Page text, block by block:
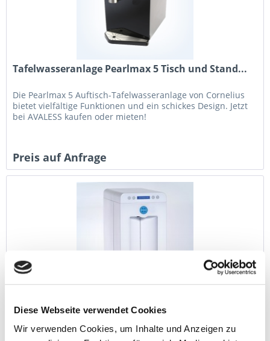
Diese Webseite verwendet Cookies
Wir verwenden Cookies, um Inhalte und Anzeigen zu
Tafelwasseranlage Pearlmax 5 Tisch und Stand...
Die Pearlmax 5 Auftisch-Tafelwasseranlage von Cornelius
bietet vielfältige Funktionen und ein schickes Design. Jetzt
bei AVALESS kaufen oder mieten!
Preis auf Anfrage
Die Avaless Neo Tafelwasseranlage ist ein
leitungsgebundenes, kompaktes Tischmodell in schickem